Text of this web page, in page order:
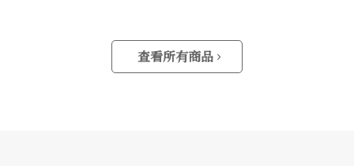
查看所有商品